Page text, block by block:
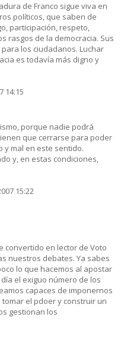
de Franco sigue viva en
políticos, que saben de
participación, respeto,
rasgos de la democracia. Sus
los ciudadanos. Luchar
es todavía más digno y
14:15
porque nadie podrá
que cerrarse para poder
y mal en este sentido.
y, en estas condiciones,
15:22
convertido en lector de Voto
nuestros debates. Ya sabes
lo que hacemos al apostar
el exiguo número de los
capaces de imponernos
el pdoer y construir un
gestionan los